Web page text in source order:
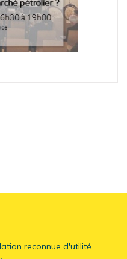
reconnue d'utilité